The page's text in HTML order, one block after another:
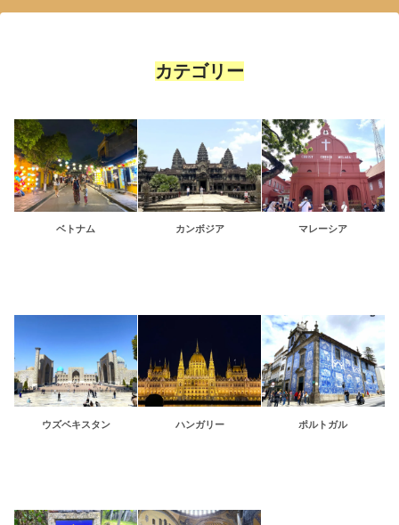
カテゴリー
ベトナム カンボジア マレーシア
ウズベキスタン ハンガリー ポルトガル